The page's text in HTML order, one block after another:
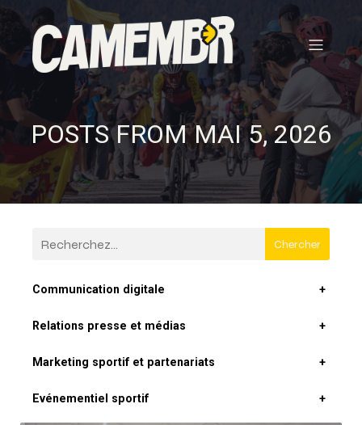
POSTS FROM MAI 5, 2026
Chercher
Communication digitale +
Relations presse et médias +
Marketing sportif et partenariats +
Evénementiel sportif +